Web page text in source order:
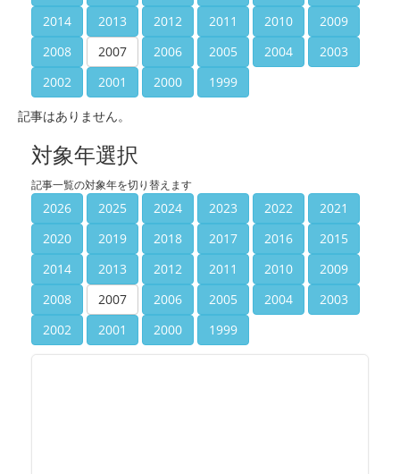
2014
2013 2012 2011 2010
2009
2008
2007 2006 2005 2004
2003
2002
2001 2000
1999
記事はありません。
対象年選択
記事一覧の対象年を切り替えます
2026 2025 2024 2023 2022
2021
2020
2019 2018 2017 2016
2015
2014
2013 2012 2011 2010
2009
2008
2007 2006 2005 2004
2003
2002
2001 2000 1999